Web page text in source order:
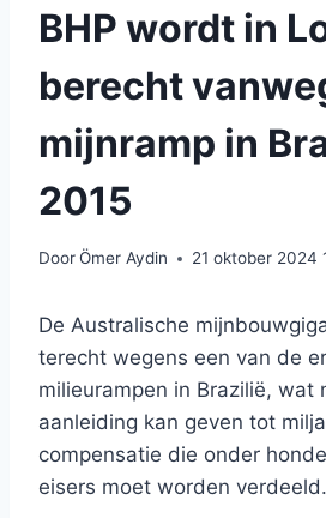
BHP wordt in
berecht
mijnramp in
2015
DoorÖmer Aydin 21 oktober 2024
De Australische
terecht wegens een van de
milieurampen in Brazilië, wat
aanleiding kan geven tot
compensatie die onder
eisers moet worden verdeeld.